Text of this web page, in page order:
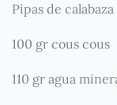
Pipas de
100 gr cous cous
110 gr agua